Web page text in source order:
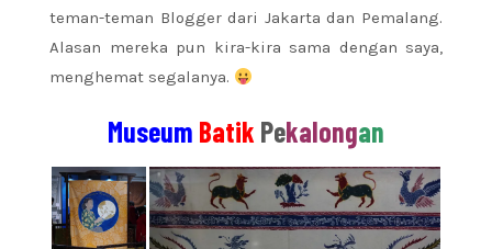
teman-teman Blogger dari Jakarta dan Pemalang.
Alasan mereka pun kira-kira sama dengan saya,
menghemat segalanya.
Museum Batik Pekalongan